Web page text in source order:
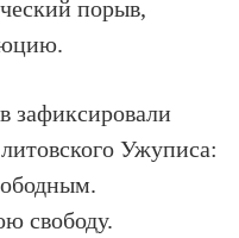
порыв,
зафиксировали
Ужуписа:
свободу.